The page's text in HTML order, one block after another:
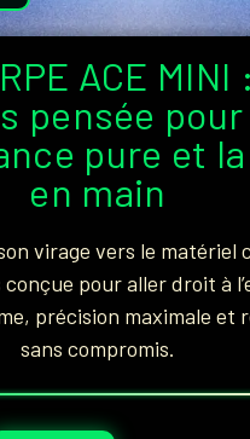
ACE MINI
pensée pour
pure et
en main
virage vers le matériel
pour aller droit à
précision maximale et
sans compromis.